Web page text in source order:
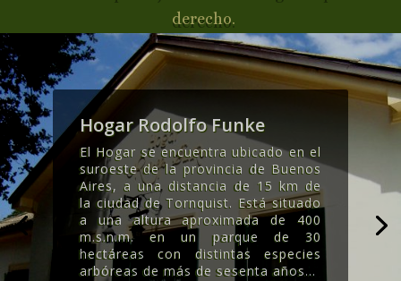
derecho.
Hogar Rodolfo Funke
El Hogar se encuentra ubicado en el
suroeste de la provincia de Buenos
Aires, a una distancia de 15 km de
la ciudad de Tornquist. Está situado
a una altura aproximada de 400
m.s.n.m. en un parque de 30
hectáreas con distintas especies
arbóreas de más de sesenta años...